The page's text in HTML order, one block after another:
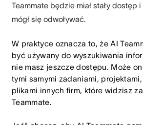
Teammate będzie miał stały dostęp
mógł się odwoływać.
W praktyce oznacza to, że AI
być używany do wyszukiwania
nie masz jeszcze dostępu. Może
tymi samymi zadaniami, projektami,
plikami innych firm, które widzisz
Teammate.